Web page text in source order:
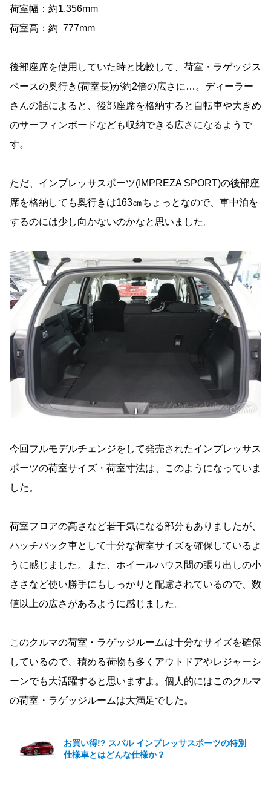
荷室幅：約1,356mm
荷室高：約 777mm
後部座席を使用していた時と比較して、荷室・ラゲッジス
ペースの奥行き(荷室長)が約2倍の広さに…。ディーラー
さんの話によると、後部座席を格納すると自転車や大きめ
のサーフィンボードなども収納できる広さになるようで
す。
ただ、インプレッサスポーツ(IMPREZA SPORT)の後部座
席を格納しても奥行きは163㎝ちょっとなので、車中泊を
するのには少し向かないのかなと思いました。
今回フルモデルチェンジをして発売されたインプレッサス
ポーツの荷室サイズ・荷室寸法は、このようになっていま
した。
荷室フロアの高さなど若干気になる部分もありましたが、
ハッチバック車として十分な荷室サイズを確保しているよ
うに感じました。また、ホイールハウス間の張り出しの小
ささなど使い勝手にもしっかりと配慮されているので、数
値以上の広さがあるように感じました。
このクルマの荷室・ラゲッジルームは十分なサイズを確保
しているので、積める荷物も多くアウトドアやレジャーシ
ーンでも大活躍すると思いますよ。個人的にはこのクルマ
の荷室・ラゲッジルームは大満足でした。
お買い得!? スバル インプレッサスポーツの特別
仕様車とはどんな仕様か？